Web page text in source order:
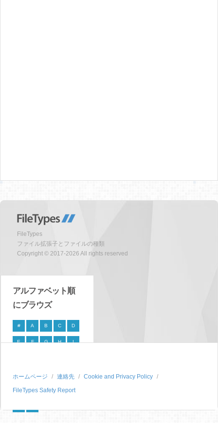
FileTypes
ファイル拡張子とファイルの種類
Copyright © 2017-2026 All rights reserved
アルファベット順
にブラウズ
# A B C D
E F G H I
P Q R S
T U V W X
ホームページ 連絡先
Cookie and Privacy Policy
FileTypes Safety Report